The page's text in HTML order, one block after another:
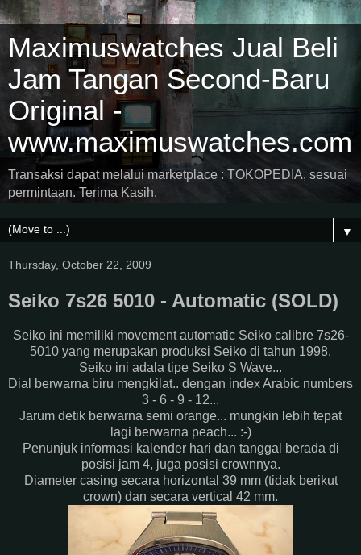
Maximuswatches Jual Beli
Jam Tangan Second-Baru
Original -
www.maximuswatches.com
Transaksi dapat melalui marketplace : TOKOPEDIA, sesuai
permintaan. Terima Kasih.
▼
Thursday, October 22, 2009
Seiko 7s26 5010 - Automatic (SOLD)
Seiko ini memiliki movement automatic Seiko calibre 7s26-
5010 yang merupakan produksi Seiko di tahun 1998.
Seiko ini adala tipe Seiko S Wave...
Dial berwarna biru mengkilat.. dengan index Arabic numbers
3 - 6 - 9 - 12...
Jarum detik berwarna semi orange... mungkin lebih tepat
lagi berwarna peach... :-)
Penunjuk informasi kalender hari dan tanggal berada di
posisi jam 4, juga posisi crownnya.
Diameter casing secara horizontal 39 mm (tidak berikut
crown) dan secara vertical 42 mm.